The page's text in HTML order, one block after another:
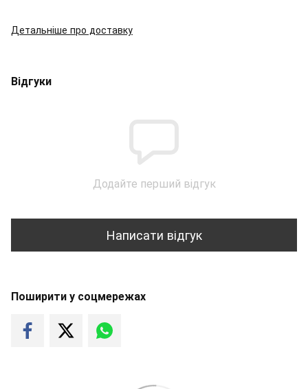
Детальніше про доставку
Відгуки
Додайте перший відгук
Написати відгук
Поширити у соцмережах